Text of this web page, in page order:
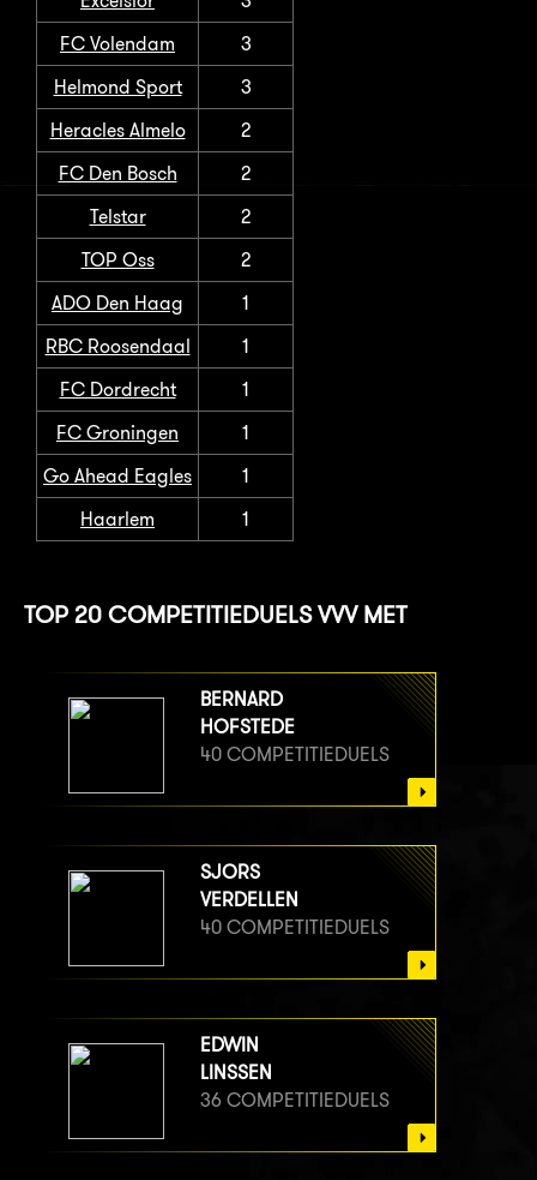
FC Volendam
3
Helmond Sport
3
Heracles Almelo
2
FC Den Bosch
2
Telstar
2
TOP Oss
2
ADO Den Haag
1
RBC Roosendaal
1
FC Dordrecht
1
FC Groningen
1
Go Ahead Eagles
1
Haarlem
1
TOP 20 COMPETITIEDUELS VVV MET
BERNARD
HOFSTEDE
40 COMPETITIEDUELS
SJORS
VERDELLEN
40 COMPETITIEDUELS
EDWIN
LINSSEN
36 COMPETITIEDUELS